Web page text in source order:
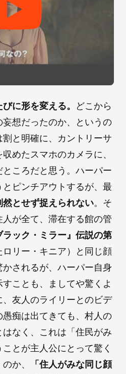
に形を変える。
どこから
想だったのか、というの
割と明確に、カントリーサ
めたスマホのカメラに、
ころだと思う。ハーパー
ピンチアウトするが、最
然とせず捉えられない。そ
が全て、滞在する館の管
ラック・ミラー』伝説の第
リー・キニア）と同じ顔
されるが、ハーパー自身
ことも、ましてや驚くよ
友人のライリーとのビデ
痴は出てきても、村人の
なく、これは「住民がみ
とが主人公にとって驚く
か、
「住人がみな同じ顔